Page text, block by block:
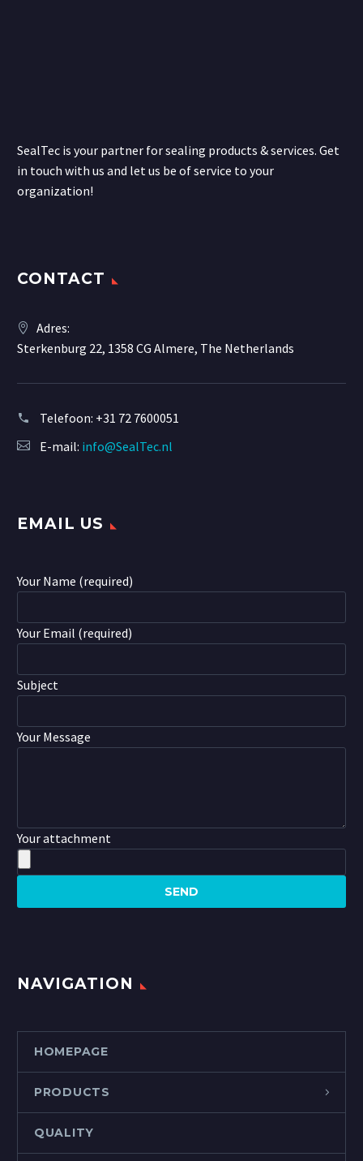
SealTec is your partner for sealing products & services. Get
in touch with us and let us be of service to your
organization!
CONTACT
Adres:
Sterkenburg 22, 1358 CG Almere, The Netherlands
Telefoon: +31 72 7600051
E-mail: info@SealTec.nl
EMAIL US
Your Name (required)
Your Email (required)
Subject
Your Message
Your attachment
NAVIGATION
HOMEPAGE
PRODUCTS
QUALITY